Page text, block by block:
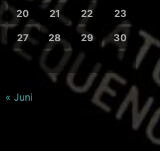
20 21 22
23
27 28 29
30
« Juni